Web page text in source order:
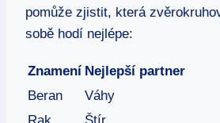
pomůže zjistit, která
sobě hodí nejlépe:
Znamení Nejlepší partner
Beran
Váhy